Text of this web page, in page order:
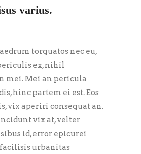
varius.
torquatos nec eu,
ex, nihil
mei. Mei an pericula
hinc partem ei est. Eos
vix aperiri consequat an.
vix at, velter
id, error epicurei
facilisis urbanitas